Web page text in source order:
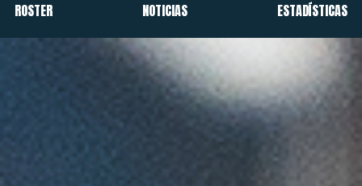
ROSTER NOTICIAS ESTADÍSTICAS